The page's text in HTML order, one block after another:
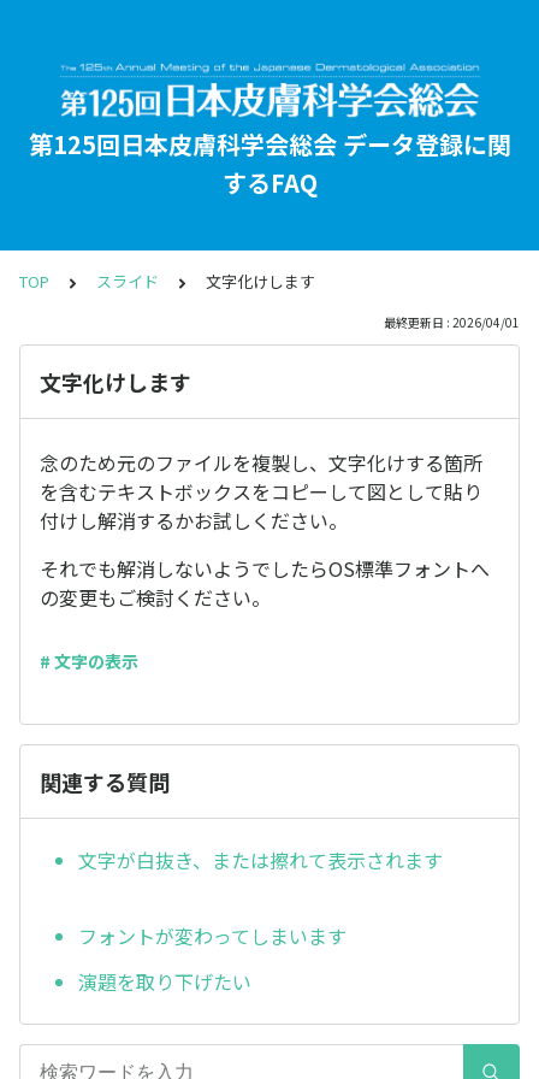
第125回日本皮膚科学会総会 データ登録に関
するFAQ
TOP スライド 文字化けします
最終更新日 : 2026/04/01
文字化けします
念のため元のファイルを複製し、文字化けする箇所
を含むテキストボックスをコピーして図として貼り
付けし解消するかお試しください。
それでも解消しないようでしたらOS標準フォントへ
の変更もご検討ください。
# 文字の表示
関連する質問
文字が白抜き、または擦れて表示されます
フォントが変わってしまいます
演題を取り下げたい